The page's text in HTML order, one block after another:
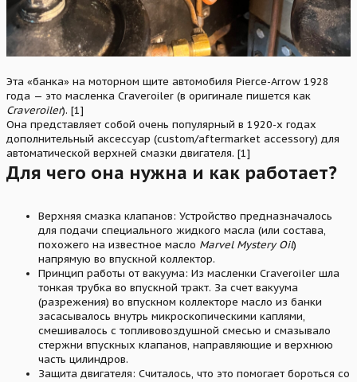
Эта «банка» на моторном щите автомобиля Pierce-Arrow 1928
года — это масленка Craveroiler (в оригинале пишется как
Craveroiler). [1]
Она представляет собой очень популярный в 1920-х годах
дополнительный аксессуар (custom/aftermarket accessory) для
автоматической верхней смазки двигателя. [1]
Для чего она нужна и как работает?
Верхняя смазка клапанов: Устройство предназначалось
для подачи специального жидкого масла (или состава,
похожего на известное масло Marvel Mystery Oil)
напрямую во впускной коллектор.
Принцип работы от вакуума: Из масленки Craveroiler шла
тонкая трубка во впускной тракт. За счет вакуума
(разрежения) во впускном коллекторе масло из банки
засасывалось внутрь микроскопическими каплями,
смешивалось с топливовоздушной смесью и смазывало
стержни впускных клапанов, направляющие и верхнюю
часть цилиндров.
Защита двигателя: Считалось, что это помогает бороться со